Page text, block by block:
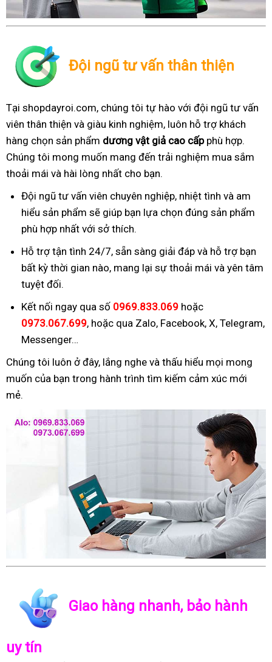
Đội ngũ tư vấn thân thiện
Tại shopdayroi.com, chúng tôi tự hào với đội ngũ tư vấn
viên thân thiện và giàu kinh nghiệm, luôn hỗ trợ khách
hàng chọn sản phẩm dương vật giả cao cấpphù hợp.
Chúng tôi mong muốn mang đến trải nghiệm mua sắm
thoải mái và hài lòng nhất cho bạn.
Đội ngũ tư vấn viên chuyên nghiệp, nhiệt tình và am
hiểu sản phẩm sẽ giúp bạn lựa chọn đúng sản phẩm
phù hợp nhất với sở thích.
Hỗ trợ tận tình 24/7, sẵn sàng giải đáp và hỗ trợ bạn
bất kỳ thời gian nào, mang lại sự thoải mái và yên tâm
tuyệt đối.
Kết nối ngay qua số 0969.833.069 hoặc
0973.067.699, hoặc qua Zalo, Facebook, X, Telegram,
Messenger…
Chúng tôi luôn ở đây, lắng nghe và thấu hiểu mọi mong
muốn của bạn trong hành trình tìm kiếm cảm xúc mới
mẻ.
Giao hàng nhanh, bảo hành
uy tín